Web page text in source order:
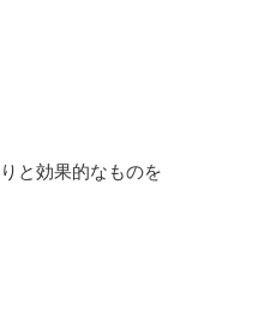
と効果的なものを